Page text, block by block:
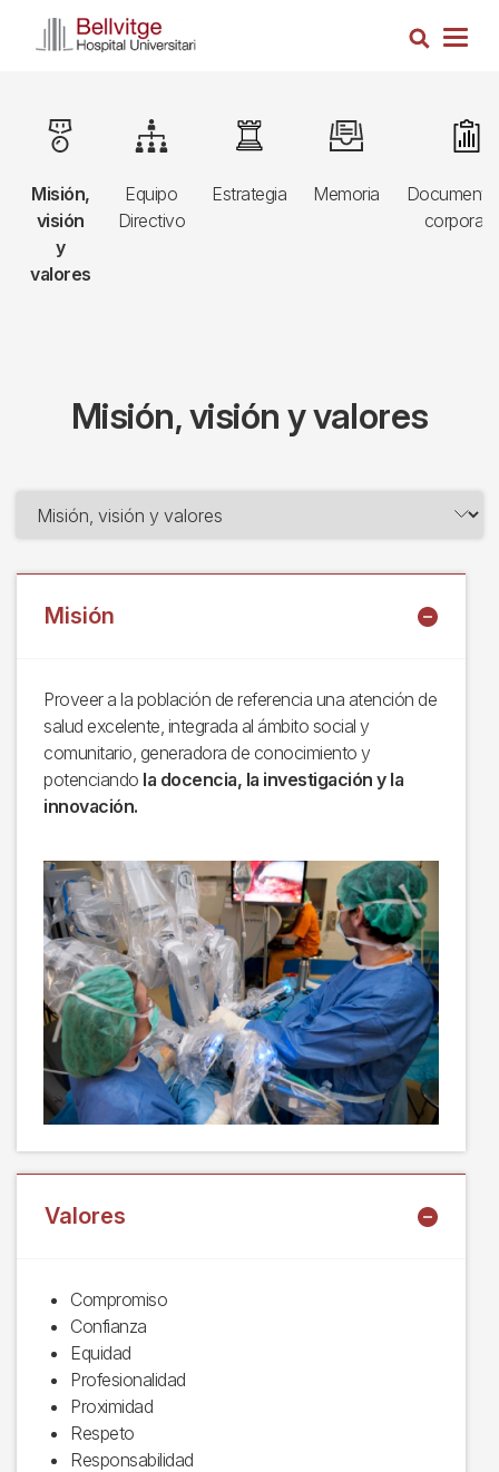
Busca
Navegació
principal
3r
nivell
Misión,
visión
y
valores
Image
Equipo
Directivo
Image
Estrategia
Image
Memoria
Image Image
Misión, visión y valores
Misión
Proveer a la población de referencia una atención de
salud excelente, integrada al ámbito social y
comunitario, generadora de conocimiento y
potenciando la docencia, la investigación y la
innovación.
Valores
Compromiso
Confianza
Equidad
Profesionalidad
Proximidad
Respeto
Responsabilidad